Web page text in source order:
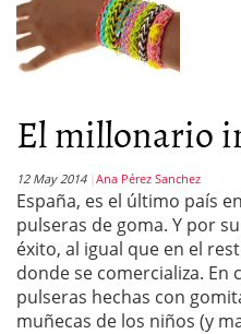
El millonario
12 May 2014 Ana Pérez Sanchez
España, es el último país
pulseras de goma. Y por
éxito, al igual que en el
donde se comercializa. En
pulseras hechas con
muñecas de los niños (y